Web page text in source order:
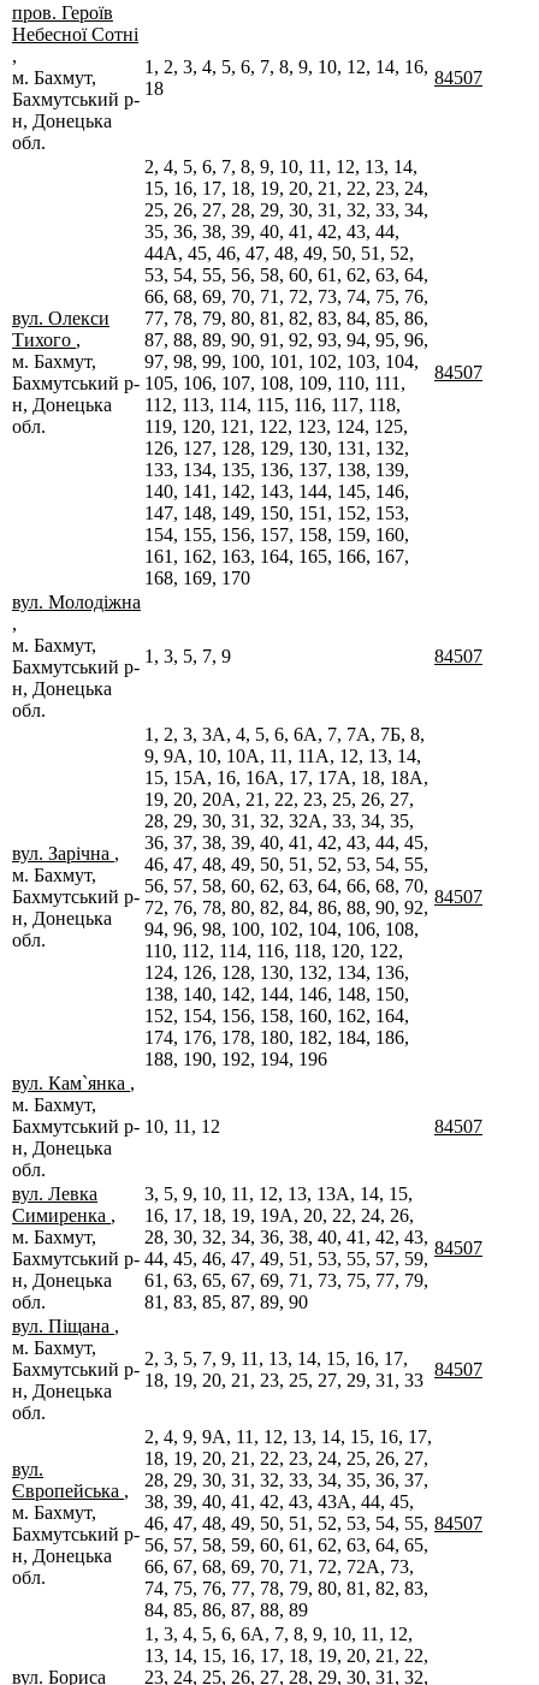
пров. Героїв
Небесної Сотні
,
м. Бахмут,
Бахмутський р-
н, Донецька
обл.
1, 2, 3, 4, 5, 6, 7, 8, 9, 10, 12, 14, 16,
18
84507
вул. Олекси
Тихого ,
м. Бахмут,
Бахмутський р-
н, Донецька
обл.
2, 4, 5, 6, 7, 8, 9, 10, 11, 12, 13, 14,
15, 16, 17, 18, 19, 20, 21, 22, 23, 24,
25, 26, 27, 28, 29, 30, 31, 32, 33, 34,
35, 36, 38, 39, 40, 41, 42, 43, 44,
44А, 45, 46, 47, 48, 49, 50, 51, 52,
53, 54, 55, 56, 58, 60, 61, 62, 63, 64,
66, 68, 69, 70, 71, 72, 73, 74, 75, 76,
77, 78, 79, 80, 81, 82, 83, 84, 85, 86,
87, 88, 89, 90, 91, 92, 93, 94, 95, 96,
97, 98, 99, 100, 101, 102, 103, 104,
105, 106, 107, 108, 109, 110, 111,
112, 113, 114, 115, 116, 117, 118,
119, 120, 121, 122, 123, 124, 125,
126, 127, 128, 129, 130, 131, 132,
133, 134, 135, 136, 137, 138, 139,
140, 141, 142, 143, 144, 145, 146,
147, 148, 149, 150, 151, 152, 153,
154, 155, 156, 157, 158, 159, 160,
161, 162, 163, 164, 165, 166, 167,
168, 169, 170
84507
вул. Молодіжна
,
м. Бахмут,
Бахмутський р-
н, Донецька
обл.
1, 3, 5, 7, 9 84507
вул. Зарічна ,
м. Бахмут,
Бахмутський р-
н, Донецька
обл.
1, 2, 3, 3А, 4, 5, 6, 6А, 7, 7А, 7Б, 8,
9, 9А, 10, 10А, 11, 11А, 12, 13, 14,
15, 15А, 16, 16А, 17, 17А, 18, 18А,
19, 20, 20А, 21, 22, 23, 25, 26, 27,
28, 29, 30, 31, 32, 32А, 33, 34, 35,
36, 37, 38, 39, 40, 41, 42, 43, 44, 45,
46, 47, 48, 49, 50, 51, 52, 53, 54, 55,
56, 57, 58, 60, 62, 63, 64, 66, 68, 70,
72, 76, 78, 80, 82, 84, 86, 88, 90, 92,
94, 96, 98, 100, 102, 104, 106, 108,
110, 112, 114, 116, 118, 120, 122,
124, 126, 128, 130, 132, 134, 136,
138, 140, 142, 144, 146, 148, 150,
152, 154, 156, 158, 160, 162, 164,
174, 176, 178, 180, 182, 184, 186,
188, 190, 192, 194, 196
84507
вул. Кам`янка ,
м. Бахмут,
Бахмутський р-
н, Донецька
обл.
10, 11, 12 84507
вул. Левка
Симиренка ,
м. Бахмут,
Бахмутський р-
н, Донецька
обл.
3, 5, 9, 10, 11, 12, 13, 13А, 14, 15,
16, 17, 18, 19, 19А, 20, 22, 24, 26,
28, 30, 32, 34, 36, 38, 40, 41, 42, 43,
44, 45, 46, 47, 49, 51, 53, 55, 57, 59,
61, 63, 65, 67, 69, 71, 73, 75, 77, 79,
81, 83, 85, 87, 89, 90
84507
вул. Піщана ,
м. Бахмут,
Бахмутський р-
н, Донецька
обл.
2, 3, 5, 7, 9, 11, 13, 14, 15, 16, 17,
18, 19, 20, 21, 23, 25, 27, 29, 31, 33
84507
вул.
Європейська ,
м. Бахмут,
Бахмутський р-
н, Донецька
обл.
2, 4, 9, 9А, 11, 12, 13, 14, 15, 16, 17,
18, 19, 20, 21, 22, 23, 24, 25, 26, 27,
28, 29, 30, 31, 32, 33, 34, 35, 36, 37,
38, 39, 40, 41, 42, 43, 43А, 44, 45,
46, 47, 48, 49, 50, 51, 52, 53, 54, 55,
56, 57, 58, 59, 60, 61, 62, 63, 64, 65,
66, 67, 68, 69, 70, 71, 72, 72А, 73,
74, 75, 76, 77, 78, 79, 80, 81, 82, 83,
84, 85, 86, 87, 88, 89
84507
вул. Бориса
1, 3, 4, 5, 6, 6А, 7, 8, 9, 10, 11, 12,
13, 14, 15, 16, 17, 18, 19, 20, 21, 22,
23, 24, 25, 26, 27, 28, 29, 30, 31, 32,